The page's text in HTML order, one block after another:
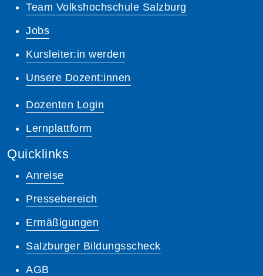
Team Volkshochschule Salzburg
Jobs
Kursleiter:in werden
Unsere Dozent:innen
Dozenten Login
Lernplattform
Quicklinks
Anreise
Pressebereich
Ermäßigungen
Salzburger Bildungsscheck
AGB